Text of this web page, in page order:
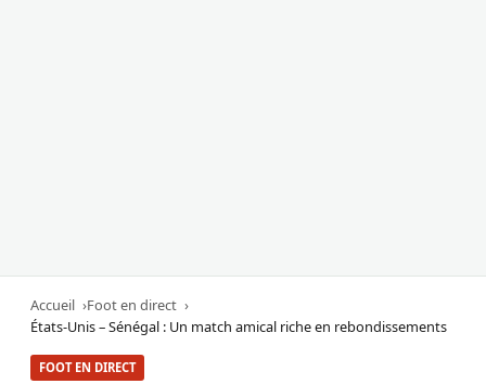
Accueil
Foot en direct
États-Unis – Sénégal : Un match amical riche en rebondissements
FOOT EN DIRECT